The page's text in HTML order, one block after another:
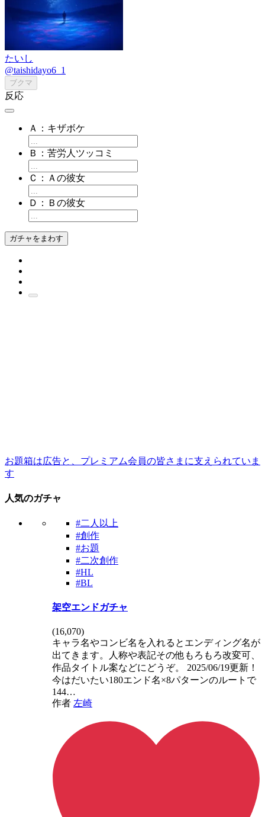
たいし
@taishidayo6_1
ブクマ
反応
Ａ：キザボケ
Ｂ：苦労人ツッコミ
Ｃ：Ａの彼女
Ｄ：Ｂの彼女
ガチャをまわす
お題箱は広告と、プレミアム会員の皆さまに支えられていま
す
人気のガチャ
#二人以上
#創作
#お題
#二次創作
#HL
#BL
架空エンドガチャ
(16,070)
キャラ名やコンビ名を入れるとエンディング名が
出てきます。人称や表記その他もろもろ改変可、
作品タイトル案などにどうぞ。 2025/06/19更新！
今はだいたい180エンド名×8パターンのルートで
144…
作者 左崎